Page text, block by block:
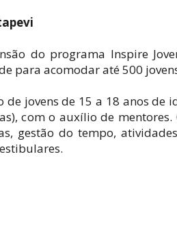
do programa Inspire
para acomodar até 500
jovens de 15 a 18 anos de
com o auxílio de mentores.
gestão do tempo,